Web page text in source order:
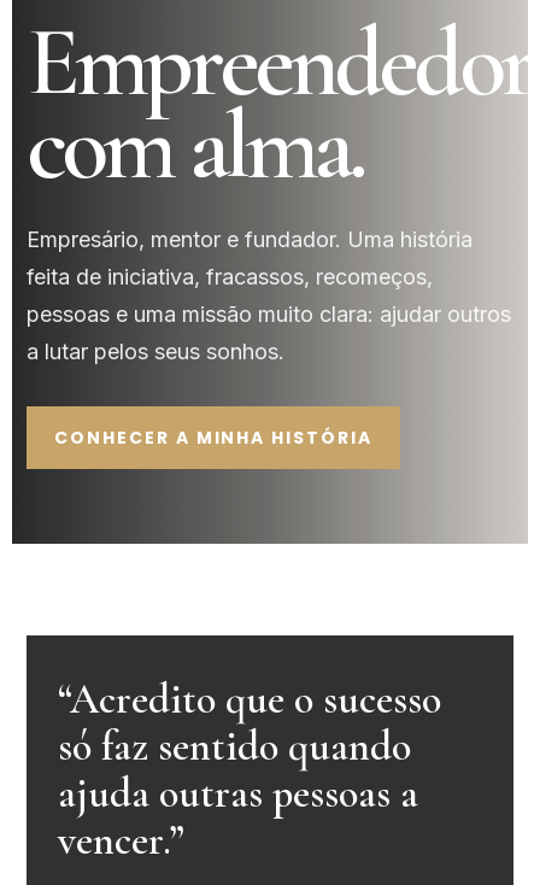
com alma.
Empresário, mentor e fundador. Uma história
feita de iniciativa, fracassos, recomeços,
pessoas e uma missão muito clara: ajudar outros
a lutar pelos seus sonhos.
CONHECER A MINHA HISTÓRIA
“Acredito que o sucesso
só faz sentido quando
ajuda outras pessoas a
vencer.”